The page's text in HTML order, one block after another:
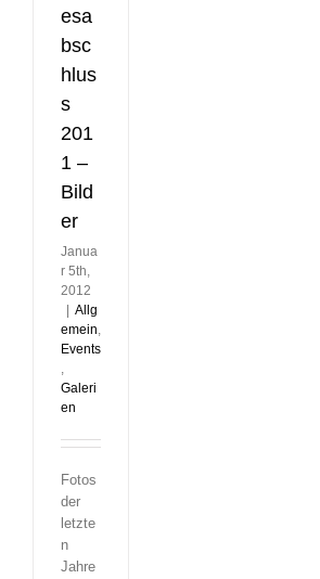
esa
bsc
hlus
s
201
1 –
Bild
er
Janua
r 5th,
2012
Allg
emein,
Events
,
Galeri
en
Fotos
der
letzte
n
Jahre